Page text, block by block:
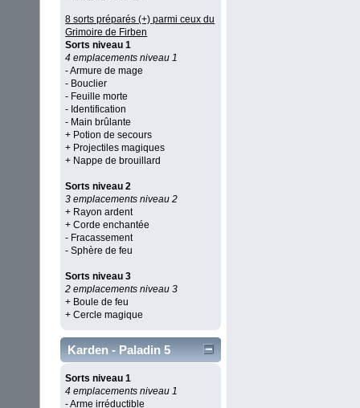
8 sorts préparés (+) parmi ceux du
Grimoire de Firben
Sorts niveau 1
4 emplacements niveau 1
- Armure de mage
- Bouclier
- Feuille morte
- Identification
- Main brûlante
+ Potion de secours
+ Projectiles magiques
+ Nappe de brouillard
Sorts niveau 2
3 emplacements niveau 2
+ Rayon ardent
+ Corde enchantée
- Fracassement
- Sphère de feu
Sorts niveau 3
2 emplacements niveau 3
+ Boule de feu
+ Cercle magique
Karden - Paladin 5
Sorts niveau 1
4 emplacements niveau 1
- Arme irréductible